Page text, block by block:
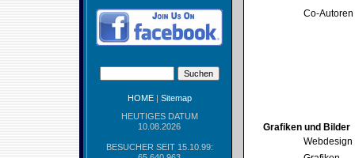
HOME| Sitemap
HEUTIGES DATUM
10.08.2026
BESUCHER SEIT 15.10.99:
Co-Autoren
Grafiken und Bilder
Webdesign